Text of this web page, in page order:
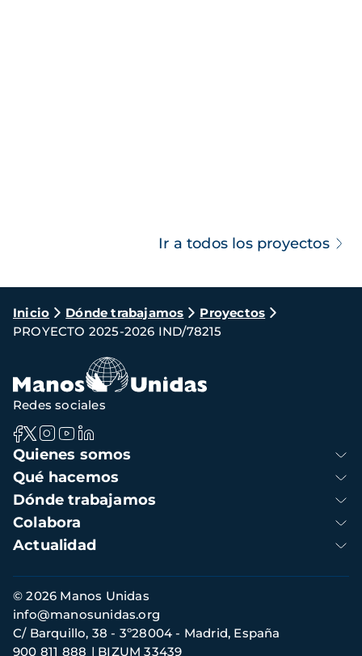
Ir a todos los proyectos
Ruta
de
navegación
Inicio Dónde trabajamos
Proyectos
PROYECTO 2025-2026 IND/78215
Navegación
principal
Quienes somos
Qué hacemos
Dónde trabajamos
Colabora
Actualidad
Redes sociales
Información
de
contacto
© 2026 Manos Unidas
C/ Barquillo, 38 - 3º28004 - Madrid, España
900 811 888
BIZUM 33439
info@manosunidas.org